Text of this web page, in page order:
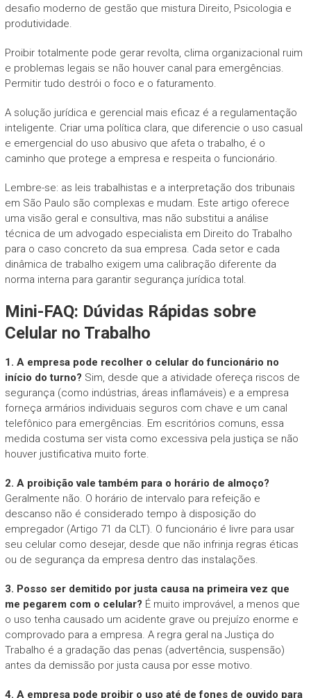
desafio moderno de gestão que mistura Direito, Psicologia e
produtividade.
Proibir totalmente pode gerar revolta, clima organizacional ruim
e problemas legais se não houver canal para emergências.
Permitir tudo destrói o foco e o faturamento.
A solução jurídica e gerencial mais eficaz é a regulamentação
inteligente. Criar uma política clara, que diferencie o uso casual
e emergencial do uso abusivo que afeta o trabalho, é o
caminho que protege a empresa e respeita o funcionário.
Lembre-se: as leis trabalhistas e a interpretação dos tribunais
em São Paulo são complexas e mudam. Este artigo oferece
uma visão geral e consultiva, mas não substitui a análise
técnica de um advogado especialista em Direito do Trabalho
para o caso concreto da sua empresa. Cada setor e cada
dinâmica de trabalho exigem uma calibração diferente da
norma interna para garantir segurança jurídica total.
Mini-FAQ: Dúvidas Rápidas sobre
Celular no Trabalho
1. A empresa pode recolher o celular do funcionário no
início do turno? Sim, desde que a atividade ofereça riscos de
segurança (como indústrias, áreas inflamáveis) e a empresa
forneça armários individuais seguros com chave e um canal
telefônico para emergências. Em escritórios comuns, essa
medida costuma ser vista como excessiva pela justiça se não
houver justificativa muito forte.
2. A proibição vale também para o horário de almoço?
Geralmente não. O horário de intervalo para refeição e
descanso não é considerado tempo à disposição do
empregador (Artigo 71 da CLT). O funcionário é livre para usar
seu celular como desejar, desde que não infrinja regras éticas
ou de segurança da empresa dentro das instalações.
3. Posso ser demitido por justa causa na primeira vez que
me pegarem com o celular? É muito improvável, a menos que
o uso tenha causado um acidente grave ou prejuízo enorme e
comprovado para a empresa. A regra geral na Justiça do
Trabalho é a gradação das penas (advertência, suspensão)
antes da demissão por justa causa por esse motivo.
4. A empresa pode proibir o uso até de fones de ouvido para